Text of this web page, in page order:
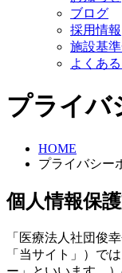
ブログ
採用情報
施設基
よくあ
プライバ
HOME
プライバシー
個人情報保
「医療法人社団俊
「当サイト」）で